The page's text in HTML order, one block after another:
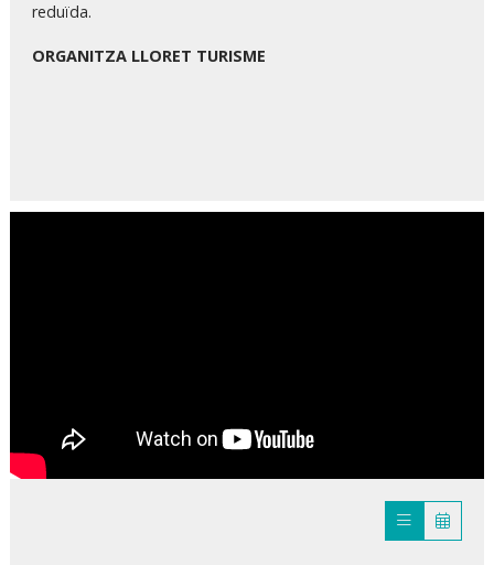
reduïda.
ORGANITZA LLORET TURISME